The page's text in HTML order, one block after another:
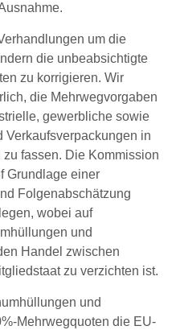
um die
die unbeabsichtigte
zu korrigieren. Wir
die Mehrwegvorgaben
gewerbliche sowie
Verkaufsverpackungen in
fassen. Die Kommission
Grundlage einer
Folgenabschätzung
wobei auf
und
Handel zwischen
zu verzichten ist.
und
Mehrwegquoten die EU-